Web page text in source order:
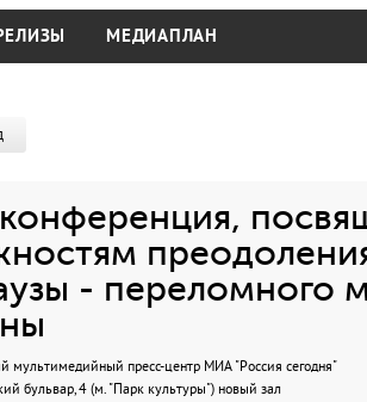
МЕДИАПЛАН
- переломного
мультимедийный пресс-центр МИА "Россия сегодня"
бульвар, 4 (м. "Парк культуры") новый зал